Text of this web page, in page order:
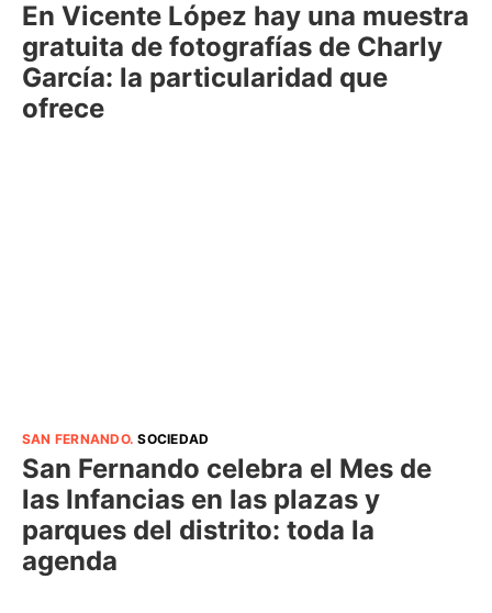
En Vicente López hay una muestra
gratuita de fotografías de Charly
García: la particularidad que
ofrece
SAN FERNANDO.SOCIEDAD
San Fernando celebra el Mes de
las Infancias en las plazas y
parques del distrito: toda la
agenda